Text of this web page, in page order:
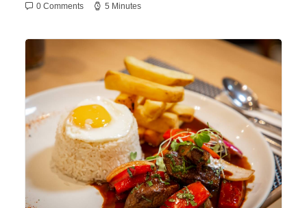
0 Comments 5 Minutes